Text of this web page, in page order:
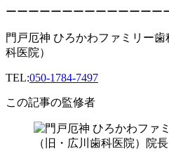
ーーーーーーーーーーーーーー
門戸厄神 ひろかわファミリー
科医院）
TEL:050-1784-7497
この記事の監修者